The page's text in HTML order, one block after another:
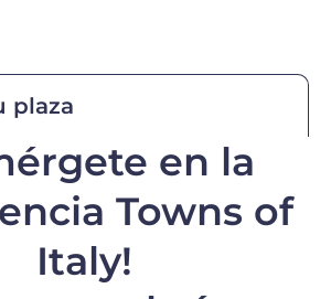
plaza
en la
Towns of
Italy!